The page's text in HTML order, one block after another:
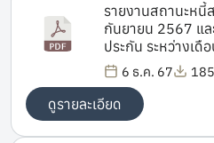
รายงานสถานะห
กันยายน 2567 แล
ประกัน ระหว่างเ
กันยายน 2567
6 ธ.ค. 67
ดูรายละเอียด